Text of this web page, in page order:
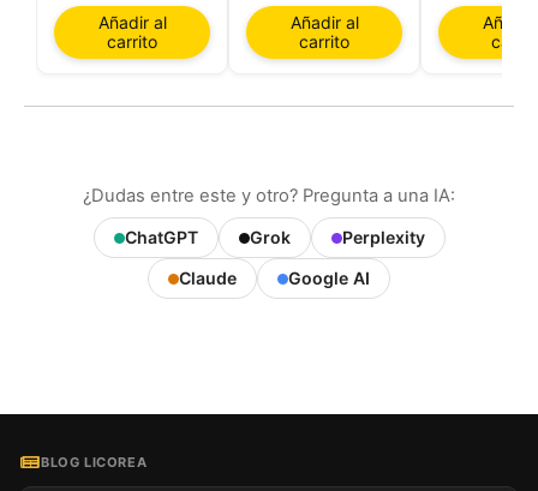
Añadir al
carrito
Añadir al
carrito
Añadir
¿Dudas entre este y otro? Pregunta a una IA:
ChatGPT Grok
Perplexity
Claude
Google AI
BLOG LICOREA